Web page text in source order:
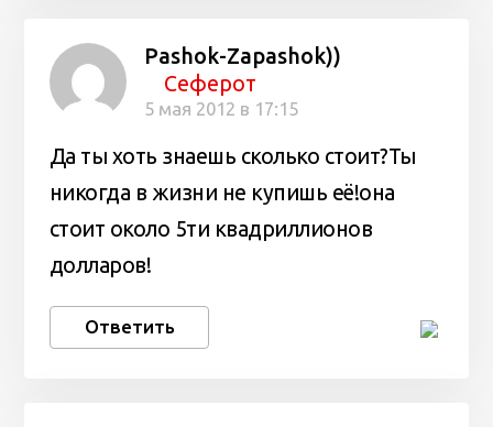
Pashok-Zapashok))
Сеферот
5 мая 2012 в 17:15
Да ты хоть знаешь сколько стоит?Ты
никогда в жизни не купишь её!она
стоит около 5ти квадриллионов
долларов!
Ответить